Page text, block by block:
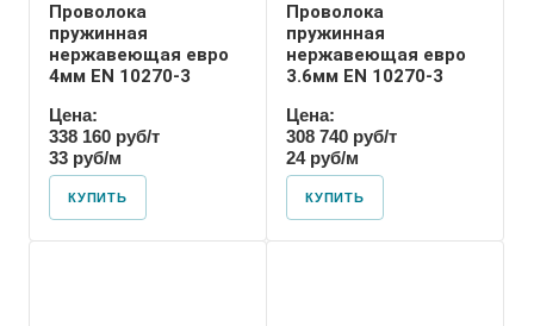
Проволока
пружинная
нержавеющая евро
4мм EN 10270-3
Цена:
338 160 руб/т
33 руб/м
КУПИТЬ
Проволока
пружинная
нержавеющая евро
3.6мм EN 10270-3
Цена:
308 740 руб/т
24 руб/м
КУПИТЬ